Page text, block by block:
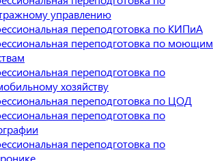
управлению
переподготовка по КИПиА
переподготовка по моющим
переподготовка по
хозяйству
переподготовка по ЦОД
переподготовка по
переподготовка по